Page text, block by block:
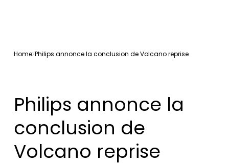
Home Philips annonce la conclusion de Volcano reprise
Philips annonce la
conclusion de
Volcano reprise